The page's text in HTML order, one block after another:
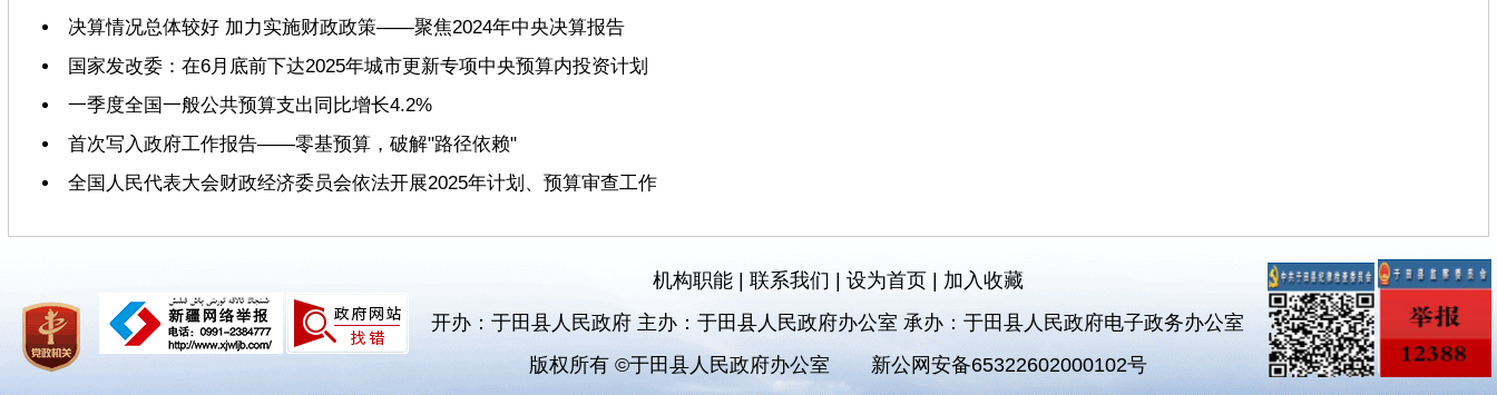
决算情况总体较好 加力实施财政政策——聚焦2024年中央决算报告
国家发改委：在6月底前下达2025年城市更新专项中央预算内投资计划
一季度全国一般公共预算支出同比增长4.2%
首次写入政府工作报告——零基预算，破解"路径依赖"
全国人民代表大会财政经济委员会依法开展2025年计划、预算审查工作
机构职能| 联系我们 | 设为首页| 加入收藏
开办：于田县人民政府 主办：于田县人民政府办公室 承办：于田县人民政府电子政务办公室
版权所有 ©于田县人民政府办公室
新公网安备65322602000102号